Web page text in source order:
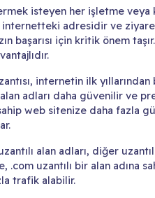
isteyen her işletme veya
adresidir ve
başarısı için kritik önem
internetin ilk
adları daha güvenilir ve
sahip web sitenize daha fazla
alan adları, diğer
.com uzantılı bir alan adına
trafik alabilir.